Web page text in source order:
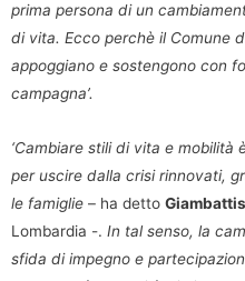
prima persona di un
di vita. Ecco perchè il Comune
appoggiano e sostengono con
campagna’.
‘Cambiare stili di vita e mobilità
per uscire dalla crisi rinnovati,
le famiglie – ha detto
Lombardia -. In tal senso, la
sfida di impegno e